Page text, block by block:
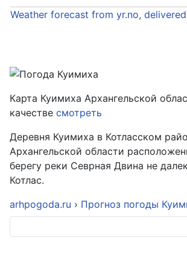
Weather forecast from yr.no,
Карта Куимиха Архангельской
качестве смотреть
Деревня Куимиха в Котласском
Архангельской области
берегу реки Севрная Двина не
Котлас.
arhpogoda.ru › Прогноз погоды